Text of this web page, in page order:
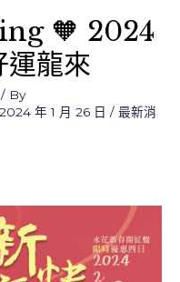
🧡 2024
運龍來
/ By
2024 年 1 月 26 日 / 最新消